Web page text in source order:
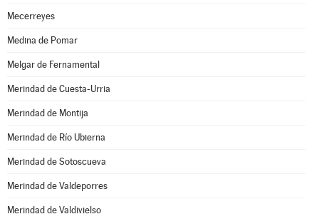
Mecerreyes
Medina de Pomar
Melgar de Fernamental
Merindad de Cuesta-Urria
Merindad de Montija
Merindad de Río Ubierna
Merindad de Sotoscueva
Merindad de Valdeporres
Merindad de Valdivielso